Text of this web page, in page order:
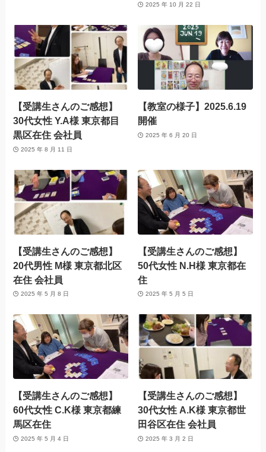
2025 年 10 月 22 日
【受講生さんのご感想】
30代女性 Y.A様 東京都目
黒区在住 会社員
2025 年 8 月 11 日
【教室の様子】2025.6.19
開催
2025 年 6 月 20 日
【受講生さんのご感想】
20代男性 M様 東京都北区
在住 会社員
2025 年 5 月 8 日
【受講生さんのご感想】
50代女性 N.H様 東京都在
住
2025 年 5 月 5 日
【受講生さんのご感想】
60代女性 C.K様 東京都練
馬区在住
2025 年 5 月 4 日
【受講生さんのご感想】
30代女性 A.K様 東京都世
田谷区在住 会社員
2025 年 3 月 2 日